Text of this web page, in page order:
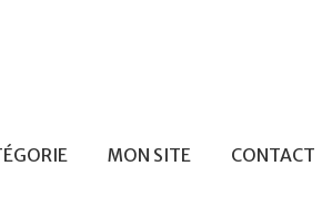
MON SITE CONTACT